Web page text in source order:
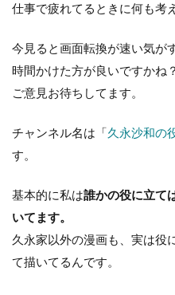
仕事で疲れてるときに何も考
今見ると画面転換が速い気が
時間かけた方が良いですかね？
ご意見お待ちしてます。
チャンネル名は「久永沙和の
す。
基本的に私は誰かの役に立て
いてます。
久永家以外の漫画も、実は役
て描いてるんです。